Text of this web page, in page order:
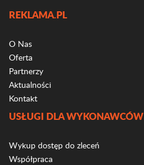
REKLAMA.PL
O Nas
Oferta
Partnerzy
Aktualności
Kontakt
USŁUGI DLA WYKONAWCÓW
Wykup dostęp do zleceń
Współpraca